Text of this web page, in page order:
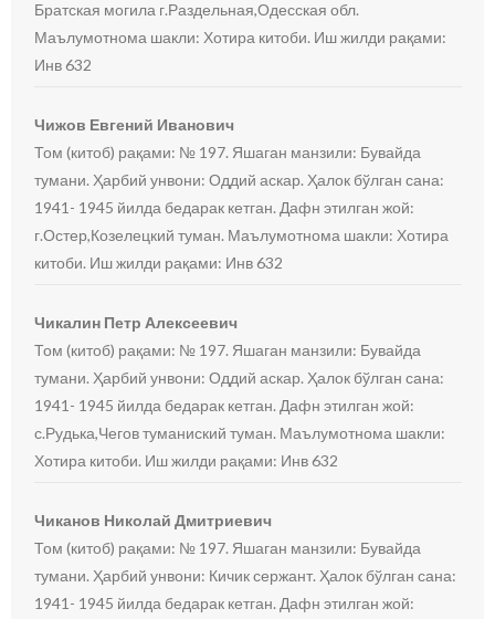
Братская могила г.Раздельная,Одесская обл.
Маълумотнома шакли: Хотира китоби. Иш жилди рақами:
Инв 632
Чижов Евгений Иванович
Том (китоб) рақами: № 197. Яшаган манзили: Бувайда
тумани. Ҳарбий унвони: Оддий аскар. Ҳалок бўлган сана:
1941- 1945 йилда бедарак кетган. Дафн этилган жой:
г.Остер,Козелецкий туман. Маълумотнома шакли: Хотира
китоби. Иш жилди рақами: Инв 632
Чикалин Петр Алексеевич
Том (китоб) рақами: № 197. Яшаган манзили: Бувайда
тумани. Ҳарбий унвони: Оддий аскар. Ҳалок бўлган сана:
1941- 1945 йилда бедарак кетган. Дафн этилган жой:
с.Рудька,Чегов туманиский туман. Маълумотнома шакли:
Хотира китоби. Иш жилди рақами: Инв 632
Чиканов Николай Дмитриевич
Том (китоб) рақами: № 197. Яшаган манзили: Бувайда
тумани. Ҳарбий унвони: Кичик сержант. Ҳалок бўлган сана:
1941- 1945 йилда бедарак кетган. Дафн этилган жой: